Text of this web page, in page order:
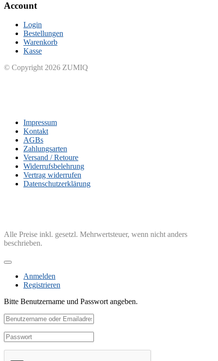
Account
Login
Bestellungen
Warenkorb
Kasse
© Copyright 2026 ZUMIQ
Impressum
Kontakt
AGBs
Zahlungsarten
Versand / Retoure
Widerrufsbelehrung
Vertrag widerrufen
Datenschutzerklärung
Alle Preise inkl. gesetzl. Mehrwertsteuer, wenn nicht anders
beschrieben.
Anmelden
Registrieren
Bitte Benutzername und Passwort angeben.